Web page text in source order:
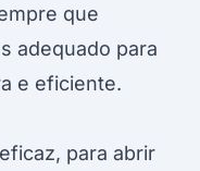
que
adequado para
e eficiente.
para abrir